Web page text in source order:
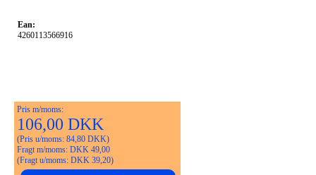
Ean:
4260113566916
Pris m/moms:
106,00 DKK
(Pris u/moms: 84,80 DKK)
Fragt m/moms: DKK 49,00
(Fragt u/moms: DKK 39,20)